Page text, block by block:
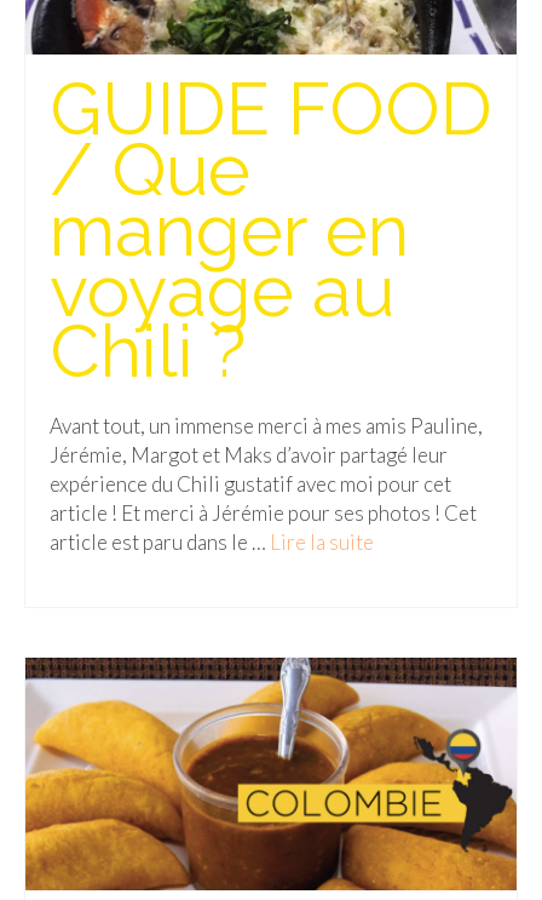
Ninh Binh
Quy Nhon
EUROPE
France
La Réunion
Paris
Poitou
Saint-Malo
Savoie
Vendée
Allemagne
Danemark
Copenhague
Portugal
Lisbonne
Royaume-Uni
GUIDE FOOD
/ Que
manger en
voyage au
Chili ?
Avant tout, un immense merci à mes amis Pauline,
Jérémie, Margot et Maks d’avoir partagé leur
expérience du Chili gustatif avec moi pour cet
article ! Et merci à Jérémie pour ses photos ! Cet
article est paru dans le … Lire la suite­­